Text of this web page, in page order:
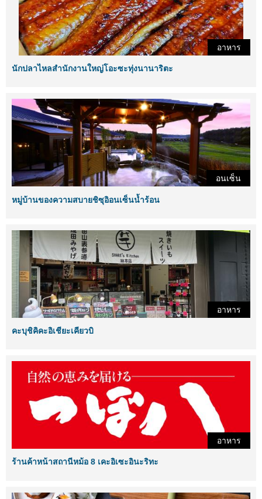
อาหาร
นักปลาไหลสำนักงานใหญ่โอะซะทุ่งนานาริตะ
อนเซ็น
หมู่บ้านของความสบายชิซุอิอนเซ็นน้ำร้อน
อาหาร
คะบุชิคิคะอิเชียะเคียวบิ
อาหาร
ร้านค้าหน้าสถานีหม้อ 8 เคะอิเซะอินะริทะ